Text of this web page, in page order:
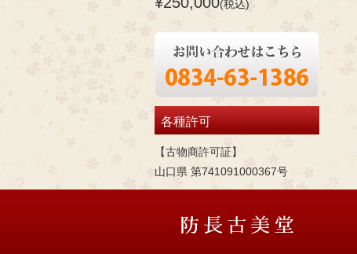
(税込)
各種許可
【古物商許可証】
山口県 第741091000367号